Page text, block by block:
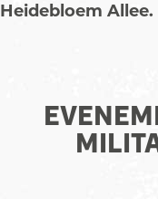
Heidebloem Allee.